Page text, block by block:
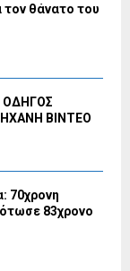
τον θάνατο του
ΟΔΗΓΟΣ
ΒΙΝΤΕΟ
70χρονη
83χρονο